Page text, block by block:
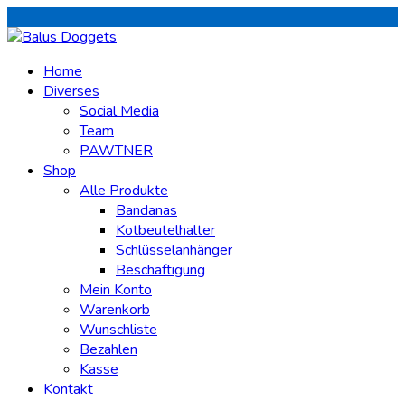
Home
Diverses
Social Media
Team
PAWTNER
Shop
Alle Produkte
Bandanas
Kotbeutelhalter
Schlüsselanhänger
Beschäftigung
Mein Konto
Warenkorb
Wunschliste
Bezahlen
Kasse
Kontakt